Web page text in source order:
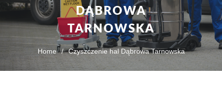
DĄBROWA
TARNOWSKA
Home / Czyszczenie hal Dąbrowa Tarnowska